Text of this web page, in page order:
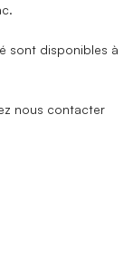
sont disponibles à
nous contacter